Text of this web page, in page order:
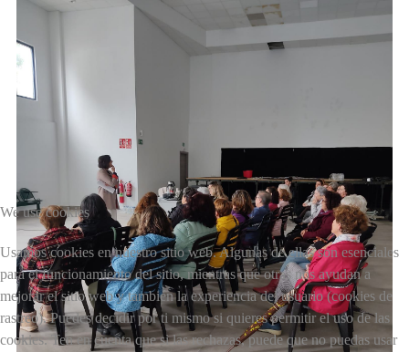
We use cookies
Usamos cookies en nuestro sitio web. Algunas de ellas son esenciales
para el funcionamiento del sitio, mientras que otras nos ayudan a
mejorar el sitio web y también la experiencia del usuario (cookies de
rastreo). Puedes decidir por ti mismo si quieres permitir el uso de las
cookies. Ten en cuenta que si las rechazas, puede que no puedas usar